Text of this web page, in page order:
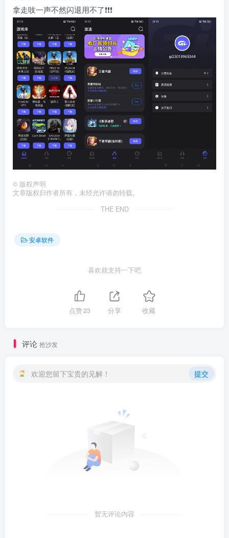
拿走吱一声不然闪退用不了❗❗❗
© 版权声明
文章版权归作者所有，未经允许请勿转载。
THE END
安卓软件
喜欢就支持一下吧
点赞23 分享 收藏
评论 抢沙发
欢迎您留下宝贵的见解！ 提交
暂无评论内容